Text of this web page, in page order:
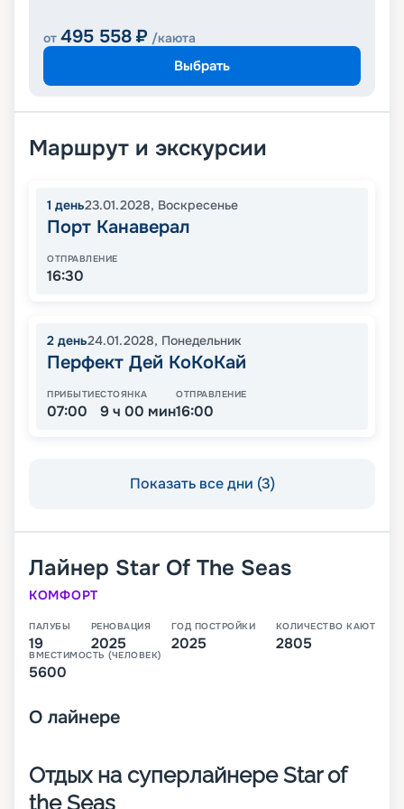
от 495 558 ₽ /каюта
Выбрать
Маршрут и экскурсии
1 день23.01.2028, Воскресенье
Порт Канаверал
ОТПРАВЛЕНИЕ
16:30
2 день24.01.2028, Понедельник
Перфект Дей КоКоКай
ПРИБЫТИЕ
07:00
СТОЯНКА
9 ч 00 мин
ОТПРАВЛЕНИЕ
16:00
Показать все дни (3)
Лайнер Star Of The Seas
КОМФОРТ
ПАЛУБЫ
19
РЕНОВАЦИЯ
2025
ГОД ПОСТРОЙКИ
2025
КОЛИЧЕСТВО КАЮТ
2805
ВМЕСТИМОСТЬ (ЧЕЛОВЕК)
5600
О лайнере
Отдых на суперлайнере Star of
the Seas